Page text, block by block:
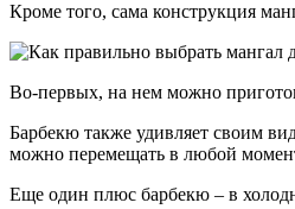
Кроме того, сама конструкция
Во-первых, на нем можно
Барбекю также удивляет своим
можно перемещать в любой
Еще один плюс барбекю – в